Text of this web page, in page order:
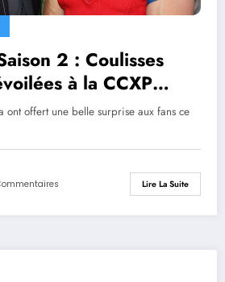
2 : Coulisses
à la CCXP
ont offert une belle surprise aux fans ce
Lire La Suite